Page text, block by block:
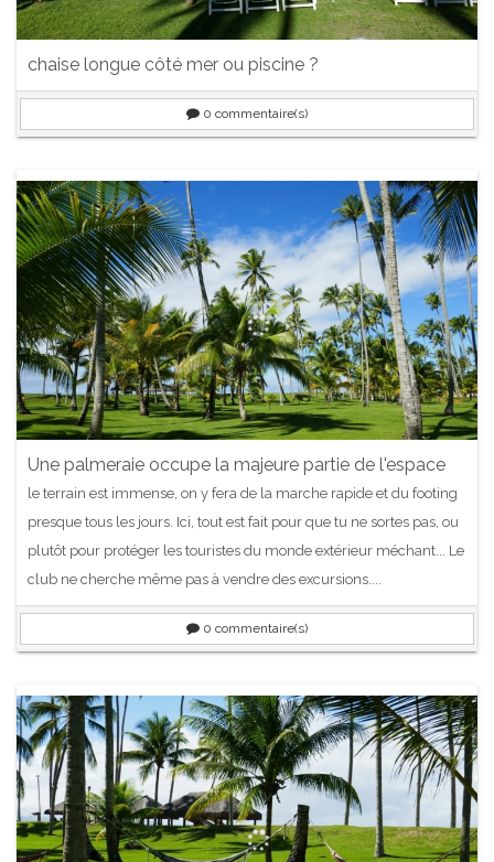
chaise longue côté mer ou piscine ?
0 commentaire(s)
Une palmeraie occupe la majeure partie de l'espace
le terrain est immense, on y fera de la marche rapide et du footing
presque tous les jours. Ici, tout est fait pour que tu ne sortes pas, ou
plutôt pour protéger les touristes du monde extérieur méchant... Le
club ne cherche même pas à vendre des excursions....
0 commentaire(s)